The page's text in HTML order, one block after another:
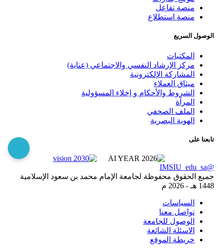
منصة تفاعل
منصة استطلاع
الوصول السريع
المكتبات
مركز الإرشاد النفسي والاجتماعي (عناية)
المشاركة الإلكترونية
ميثاق العملاء
الشروط والأحكام و إخلاء المسؤولية
المرآة
الملف الصحفي
الهوية البصرية
تابعنا على
@IMSIU_edu_sa
جميع الحقوق محفوظة لجامعة الإمام محمد بن سعود الإسلامية
1448 هـ -
2026 م
السياسات
تواصل معنا
الوصول للجامعة
الاسئلة الشائعة
خريطة الموقع